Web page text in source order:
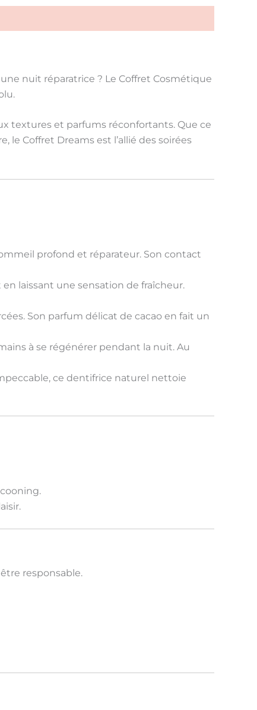
nuit réparatrice ? Le Coffret Cosmétique
.
textures et parfums réconfortants. Que ce
, le Coffret Dreams est l’allié des soirées
profond et réparateur. Son contact
laissant une sensation de fraîcheur.
Son parfum délicat de cacao en fait un
à se régénérer pendant la nuit. Au
, ce dentifrice naturel nettoie
responsable.